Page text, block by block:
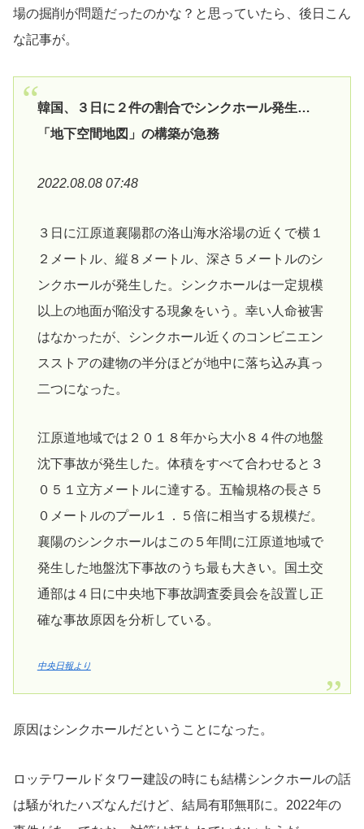
場の掘削が問題だったのかな？と思っていたら、後日こん
な記事が。
韓国、３日に２件の割合でシンクホール発生…
「地下空間地図」の構築が急務
2022.08.08 07:48
３日に江原道襄陽郡の洛山海水浴場の近くで横１
２メートル、縦８メートル、深さ５メートルのシ
ンクホールが発生した。シンクホールは一定規模
以上の地面が陥没する現象をいう。幸い人命被害
はなかったが、シンクホール近くのコンビニエン
スストアの建物の半分ほどが地中に落ち込み真っ
二つになった。
江原道地域では２０１８年から大小８４件の地盤
沈下事故が発生した。体積をすべて合わせると３
０５１立方メートルに達する。五輪規格の長さ５
０メートルのプール１．５倍に相当する規模だ。
襄陽のシンクホールはこの５年間に江原道地域で
発生した地盤沈下事故のうち最も大きい。国土交
通部は４日に中央地下事故調査委員会を設置し正
確な事故原因を分析している。
中央日報より
原因はシンクホールだということになった。
ロッテワールドタワー建設の時にも結構シンクホールの話
は騒がれたハズなんだけど、結局有耶無耶に。2022年の